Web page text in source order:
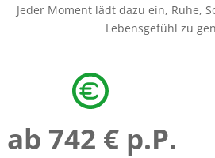
Jeder Moment lädt dazu ein, Ruhe,
Lebensgefühl zu
ab 742 € p.P.